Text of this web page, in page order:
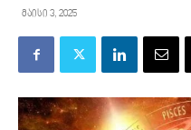
მაისი 3, 2025